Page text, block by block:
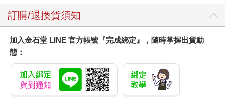
訂購/退換貨須知
加入金石堂 LINE 官方帳號『完成綁定』，隨時掌握出貨動
態：